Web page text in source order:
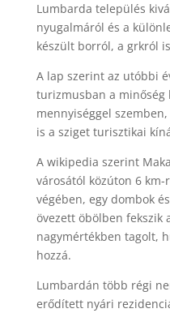
Lumbarda település
nyugalmáról és a
készült borról, a grkról
A lap szerint az utóbbi
turizmusban a minőség
mennyiséggel
is a sziget turisztikai
A wikipedia szerint
városától közúton 6 km-
végében, egy dombok
övezett öbölben fekszik
nagymértékben tagolt,
hozzá.
Lumbardán több régi
erődített nyári